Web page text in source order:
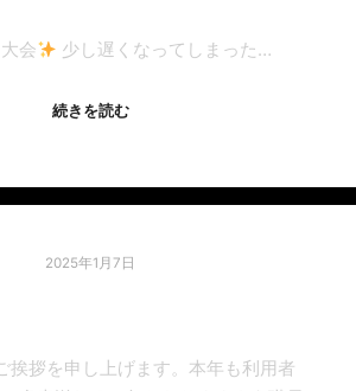
会 少し遅くなってしまった…
続きを読む
2025年1月7日
挨拶を申し上げます。本年も利用者